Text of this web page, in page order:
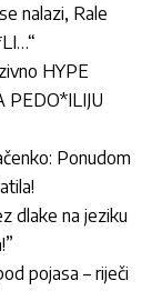
nalazi, Rale
HYPE
PEDO*ILIJU
Ponudom
dlake na jeziku
pojasa – riječi